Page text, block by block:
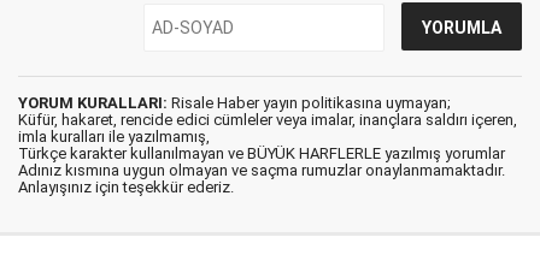
YORUM KURALLARI: Risale Haber yayın politikasına uymayan;
Küfür, hakaret, rencide edici cümleler veya imalar, inançlara saldırı içeren,
imla kuralları ile yazılmamış,
Türkçe karakter kullanılmayan ve BÜYÜK HARFLERLE yazılmış yorumlar
Adınız kısmına uygun olmayan ve saçma rumuzlar onaylanmamaktadır.
Anlayışınız için teşekkür ederiz.